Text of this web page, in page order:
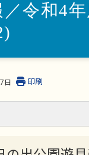
／令和4
日 印刷